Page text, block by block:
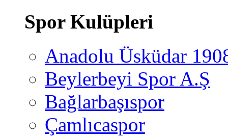
Spor Kulüpleri
Anadolu Üsküdar
Beylerbeyi Spor A.Ş
Bağlarbaşıspor
Çamlıcaspor